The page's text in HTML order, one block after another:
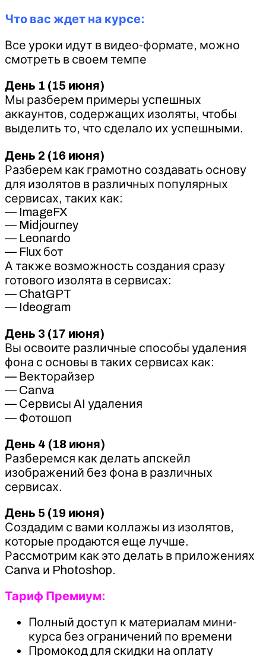
Что вас ждет на курсе:
Все уроки идут в видео-формате, можно
смотреть в своем темпе
День 1 (15 июня)
Мы разберем примеры успешных
аккаунтов, содержащих изоляты, чтобы
выделить то, что сделало их успешными.
День 2 (16 июня)
Разберем как грамотно создавать основу
для изолятов в различных популярных
сервисах, таких как:
— ImageFX
— Midjourney
— Leonardo
— Flux бот​
А также возможность создания сразу
готового изолята в сервисах:
— ChatGPT
— Ideogram
День 3 (17 июня)
Вы освоите различные способы удаления
фона с основы в таких сервисах как:
— Векторайзер
— Canva
— Сервисы AI удаления
— Фотошоп
День 4 (18 июня)
Разберемся как делать апскейл
изображений без фона в различных
сервисах.
День 5 (19 июня)
Создадим с вами коллажы из изолятов,
которые продаются еще лучше.
Рассмотрим как это делать в приложениях
Canva и Photoshop.
Тариф Премиум:
Полный доступ к материалам мини-
курса без ограничений по времени
Промокод для скидки на оплату